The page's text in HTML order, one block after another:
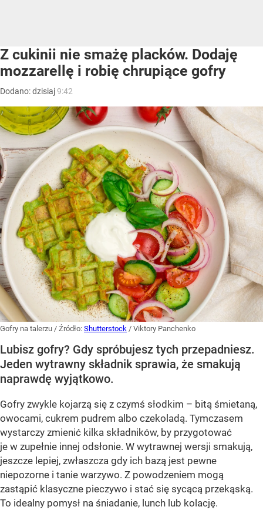
Z cukinii nie smażę placków. Dodaję
mozzarellę i robię chrupiące gofry
Dodano:dzisiaj9:42
Gofry na talerzu / Źródło: Shutterstock / Viktory Panchenko
Lubisz gofry? Gdy spróbujesz tych przepadniesz.
Jeden wytrawny składnik sprawia, że smakują
naprawdę wyjątkowo.
Gofry zwykle kojarzą się z czymś słodkim – bitą śmietaną,
owocami, cukrem pudrem albo czekoladą. Tymczasem
wystarczy zmienić kilka składników, by przygotować
je w zupełnie innej odsłonie. W wytrawnej wersji smakują,
jeszcze lepiej, zwłaszcza gdy ich bazą jest pewne
niepozorne i tanie warzywo. Z powodzeniem mogą
zastąpić klasyczne pieczywo i stać się sycącą przekąską.
To idealny pomysł na śniadanie, lunch lub kolację.